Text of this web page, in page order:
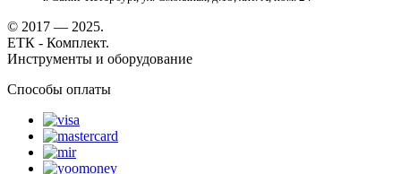
© 2017 — 2025.
ЕТК - Комплект.
Инструменты и оборудование
Способы оплаты